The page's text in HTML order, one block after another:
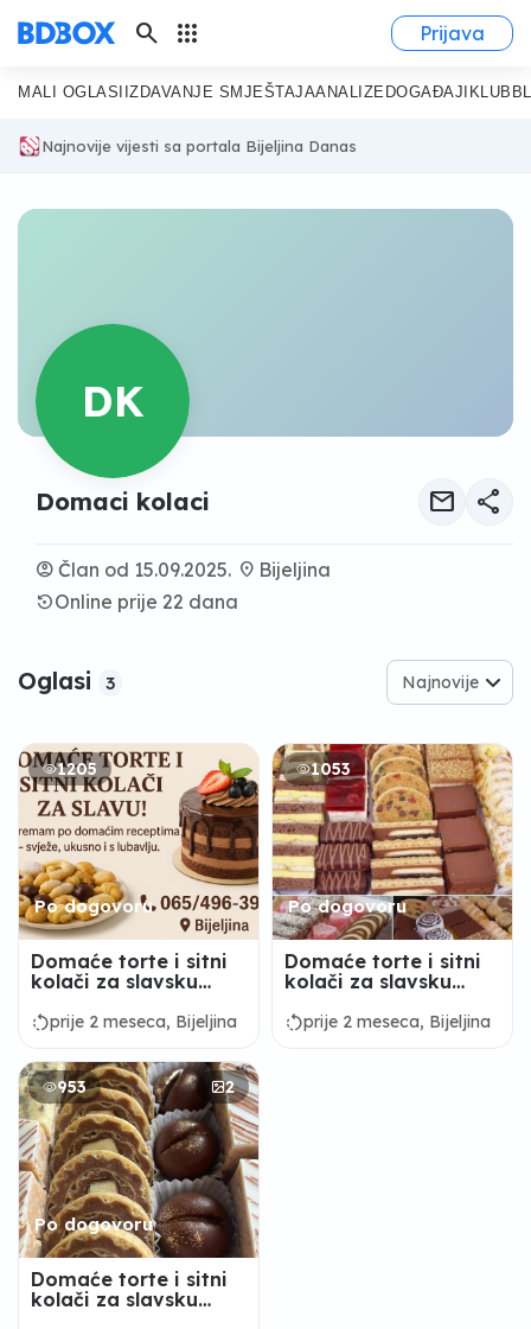
search apps Prijava
MALI OGLASI IZDAVANJE SMJEŠTAJAANALIZE DOGAĐAJI KLUB
Najnovije vijesti sa portala Bijeljina Danas
DK
Domaci kolaci mail share
account_circle Član od 15.09.2025. location_on Bijeljina
settings_backup_restoreOnline prije 22 dana
Oglasi 3 Najnovije
1205
Po dogovoru
Domaće torte i sitni
kolači za slavsku
rotate_leftprije 2 meseca, Bijeljina
1053
Po dogovoru
Domaće torte i sitni
kolači za slavsku
rotate_leftprije 2 meseca, Bijeljina
953 2
Po dogovoru
Domaće torte i sitni
kolači za slavsku